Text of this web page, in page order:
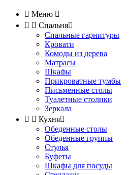
 Меню 
  Спальня
Спальные гарнитуры
Кровати
Комоды из дерева
Матрасы
Шкафы
Прикроватные тумбы
Письменные столы
Туалетные столики
Зеркала
  Кухня
Обеденные столы
Обеденные группы
Стулья
Буфеты
Шкафы для посуды